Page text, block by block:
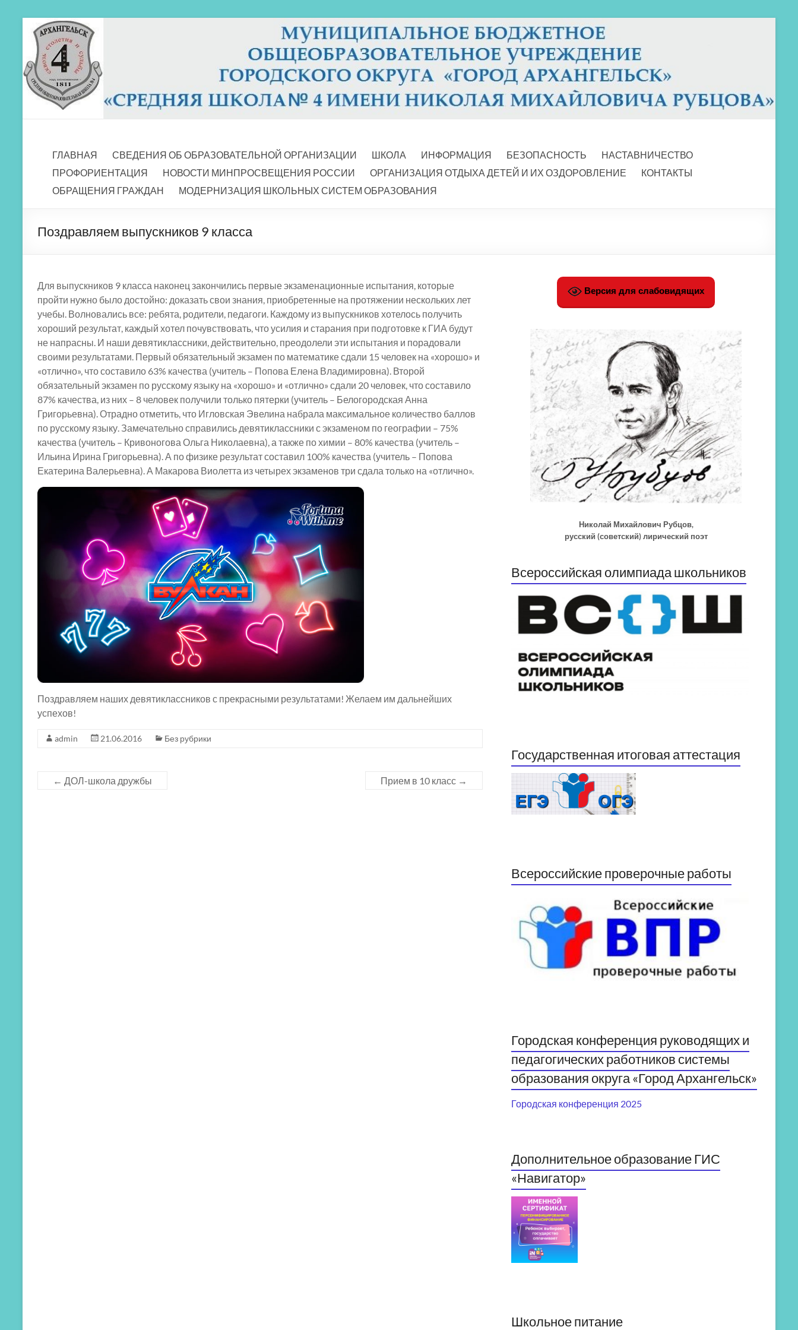
Перейти
содержимому
МБОУ СШ 4
ГЛАВНАЯ
СВЕДЕНИЯ ОБ ОБРАЗОВАТЕЛЬНОЙ ОРГАНИЗАЦИИ ШКОЛА ИНФОРМАЦИЯ БЕЗОПАСНОСТЬ
НАСТАВНИЧЕСТВО
ПРОФОРИЕНТАЦИЯ
НОВОСТИ МИНПРОСВЕЩЕНИЯ РОССИИ ОРГАНИЗАЦИЯ ОТДЫХА ДЕТЕЙ И ИХ ОЗДОРОВЛЕНИЕ
КОНТАКТЫ
ОБРАЩЕНИЯ ГРАЖДАН
МОДЕРНИЗАЦИЯ ШКОЛЬНЫХ СИСТЕМ ОБРАЗОВАНИЯ
Поздравляем выпускников 9 класса
Для выпускников 9 класса наконец закончились первые экзаменационные испытания, которые
пройти нужно было достойно: доказать свои знания, приобретенные на протяжении нескольких лет
учебы. Волновались все: ребята, родители, педагоги. Каждому из выпускников хотелось получить
хороший результат, каждый хотел почувствовать, что усилия и старания при подготовке к ГИА будут
не напрасны. И наши девятиклассники, действительно, преодолели эти испытания и порадовали
своими результатами. Первый обязательный экзамен по математике сдали 15 человек на «хорошо» и
«отлично», что составило 63% качества (учитель – Попова Елена Владимировна). Второй
обязательный экзамен по русскому языку на «хорошо» и «отлично» сдали 20 человек, что составило
87% качества, из них – 8 человек получили только пятерки (учитель – Белогородская Анна
Григорьевна). Отрадно отметить, что Игловская Эвелина набрала максимальное количество баллов
по русскому языку. Замечательно справились девятиклассники с экзаменом по географии – 75%
качества (учитель – Кривоногова Ольга Николаевна), а также по химии – 80% качества (учитель –
Ильина Ирина Григорьевна). А по физике результат составил 100% качества (учитель – Попова
Екатерина Валерьевна). А Макарова Виолетта из четырех экзаменов три сдала только на «отлично».
Поздравляем наших девятиклассников с прекрасными результатами! Желаем им дальнейших
успехов!
admin 21.06.2016 Без рубрики
← ДОЛ-школа дружбы Прием в 10 класс →
Версия для слабовидящих
Николай Михайлович Рубцов,
русский (советский) лирический поэт
Всероссийская олимпиада школьников
Государственная итоговая аттестация
Всероссийские проверочные работы
Городская конференция руководящих и
педагогических работников системы
образования округа «Город Архангельск»
Городская конференция 2025
Дополнительное образование ГИС
«Навигатор»
Школьное питание